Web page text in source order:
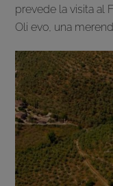
prevede la visita al
Oli evo, una